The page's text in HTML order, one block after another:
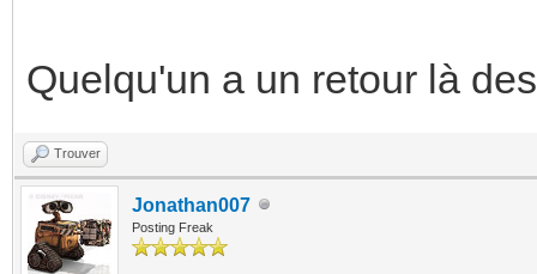
Quelqu'un a un retour là
Trouver
Jonathan007
Posting Freak